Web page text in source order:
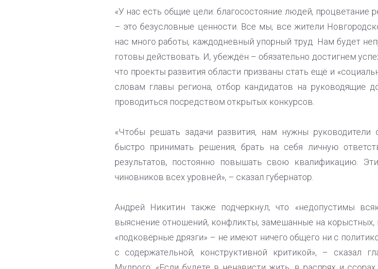
«У нас есть общие цели: благосостояние людей, процветание
– это безусловные ценности. Все мы, все жители
нас много работы, каждодневный упорный труд. Нам будет
готовы действовать. И, убеждён – обязательно достигнем
что проекты развития области призваны стать ещё и
словам главы региона, отбор кандидатов на руководящие
проводиться посредством открытых конкурсов.
«Чтобы решать задачи развития, нам нужны
быстро принимать решения, брать на себя личную
результатов, постоянно повышать свою квалификацию.
чиновников всех уровней», – сказал губернатор.
Андрей Никитин также подчеркнул, что «недопустимы
выяснение отношений, конфликты, замешанные на корыстных,
«подковёрные дрязги» – не имеют ничего общего ни с
с содержательной, конструктивной критикой», – сказал